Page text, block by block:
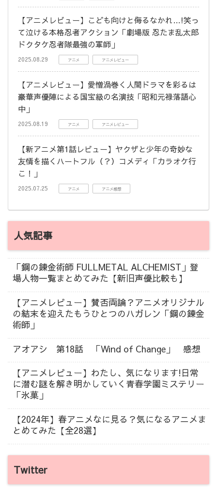
【アニメレビュー】こども向けと侮るなかれ…!笑っ
て泣ける本格忍者アクション「劇場版 忍たま乱太郎
ドクタケ忍者隊最強の軍師」
2025.08.29 アニメ アニメレビュー
【アニメレビュー】愛憎渦巻く人間ドラマを彩るは
豪華声優陣による国宝級の名演技「昭和元禄落語心
中」
2025.08.19 アニメ アニメレビュー
【新アニメ第1話レビュー】ヤクザと少年の奇妙な
友情を描くハートフル（？）コメディ「カラオケ行
こ！」
2025.07.25 アニメ アニメ感想
人気記事
「鋼の錬金術師 FULLMETAL ALCHEMIST」登
場人物一覧まとめてみた【新旧声優比較も】
【アニメレビュー】賛否両論？アニメオリジナル
の結末を迎えたもうひとつのハガレン「鋼の錬金
術師」
アオアシ 第18話 「Wind of Change」 感想
【アニメレビュー】わたし、気になります!日常
に潜む謎を解き明かしていく青春学園ミステリー
「氷菓」
【2024年】春アニメなに見る？気になるアニメま
とめてみた【全28選】
Twitter